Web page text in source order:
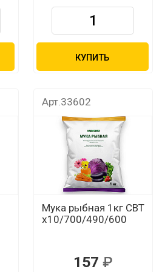
КУПИТЬ
Арт.33602
Мука рыбная 1кг СВТ
х10/700/490/600
157